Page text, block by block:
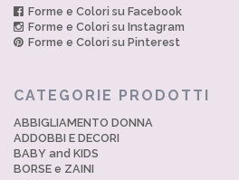
Forme e Colori su Facebook
Forme e Colori su Instagram
Forme e Colori su Pinterest
CATEGORIE PRODOTTI
ABBIGLIAMENTO DONNA
ADDOBBI E DECORI
BABY and KIDS
BORSE e ZAINI